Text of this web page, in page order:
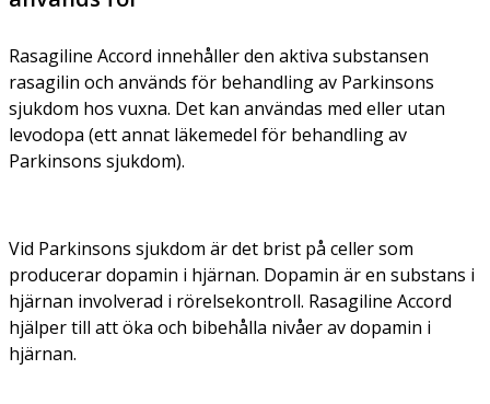
Rasagiline Accord innehåller den aktiva substansen
rasagilin och används för behandling av Parkinsons
sjukdom hos vuxna. Det kan användas med eller utan
levodopa (ett annat läkemedel för behandling av
Parkinsons sjukdom).
Vid Parkinsons sjukdom är det brist på celler som
producerar dopamin i hjärnan. Dopamin är en substans i
hjärnan involverad i rörelsekontroll. Rasagiline Accord
hjälper till att öka och bibehålla nivåer av dopamin i
hjärnan.